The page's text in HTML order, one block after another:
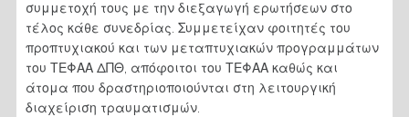
συμμετοχή τους με την διεξαγωγή ερωτήσεων στο
τέλος κάθε συνεδρίας. Συμμετείχαν φοιτητές του
προπτυχιακού και των μεταπτυχιακών προγραμμάτων
του ΤΕΦΑΑ ΔΠΘ, απόφοιτοι του ΤΕΦΑΑ καθώς και
άτομα που δραστηριοποιούνται στη λειτουργική
διαχείριση τραυματισμών.